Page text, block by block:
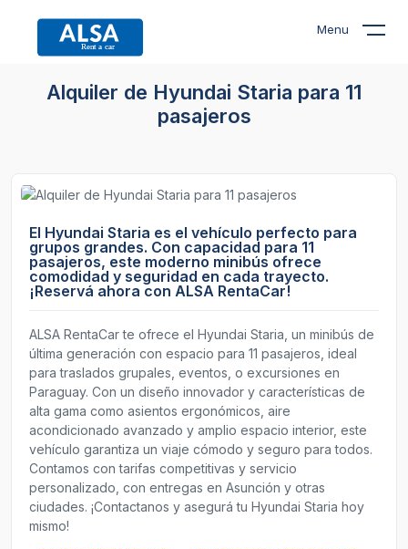
Menu
Alquiler de Hyundai Staria para 11
pasajeros
El Hyundai Staria es el vehículo perfecto para
grupos grandes. Con capacidad para 11
pasajeros, este moderno minibús ofrece
comodidad y seguridad en cada trayecto.
¡Reservá ahora con ALSA RentaCar!
ALSA RentaCar te ofrece el Hyundai Staria, un minibús de
última generación con espacio para 11 pasajeros, ideal
para traslados grupales, eventos, o excursiones en
Paraguay. Con un diseño innovador y características de
alta gama como asientos ergonómicos, aire
acondicionado avanzado y amplio espacio interior, este
vehículo garantiza un viaje cómodo y seguro para todos.
Contamos con tarifas competitivas y servicio
personalizado, con entregas en Asunción y otras
ciudades. ¡Contactanos y asegurá tu Hyundai Staria hoy
mismo!